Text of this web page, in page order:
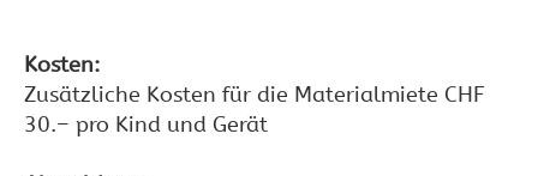
Kosten:
Zusätzliche Kosten für die Materialmiete CHF
30.– pro Kind und Gerät